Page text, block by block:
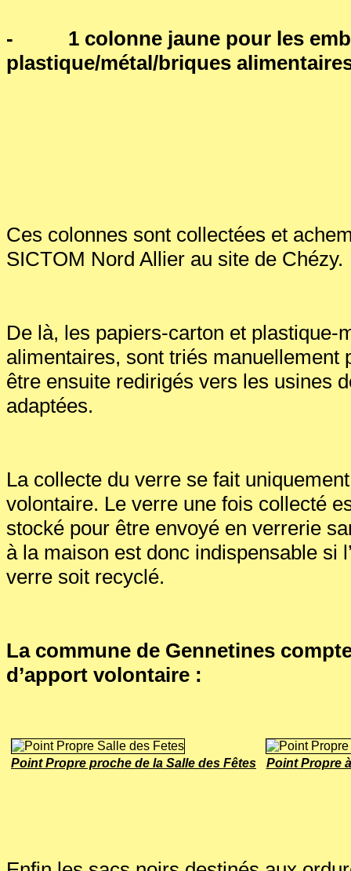
- 1 colonne jaune pour les
plastique/métal/briques
Ces colonnes sont collectées et
SICTOM Nord Allier au site de Chézy.
De là, les papiers-carton et plastique-
alimentaires, sont triés manuellement
être ensuite redirigés vers les usines
adaptées.
La collecte du verre se fait
volontaire. Le verre une fois collecté
stocké pour être envoyé en verrerie
à la maison est donc indispensable si
verre soit recyclé.
La commune de Gennetines
d’apport volontaire :
Point Propre proche de la Salle des Fêtes Point Propre